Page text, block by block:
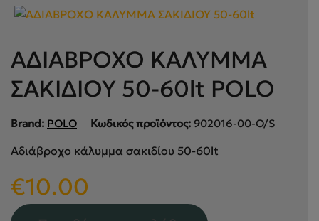
ΑΔΙΑΒΡΟΧΟ ΚΑΛΥΜΜΑ
ΣΑΚΙΔΙΟΥ 50-60lt POLO
Brand: POLO Κωδικός προϊόντος: 902016-00-O/S
Αδιάβροχο κάλυμμα σακιδίου 50-60lt
€10.00